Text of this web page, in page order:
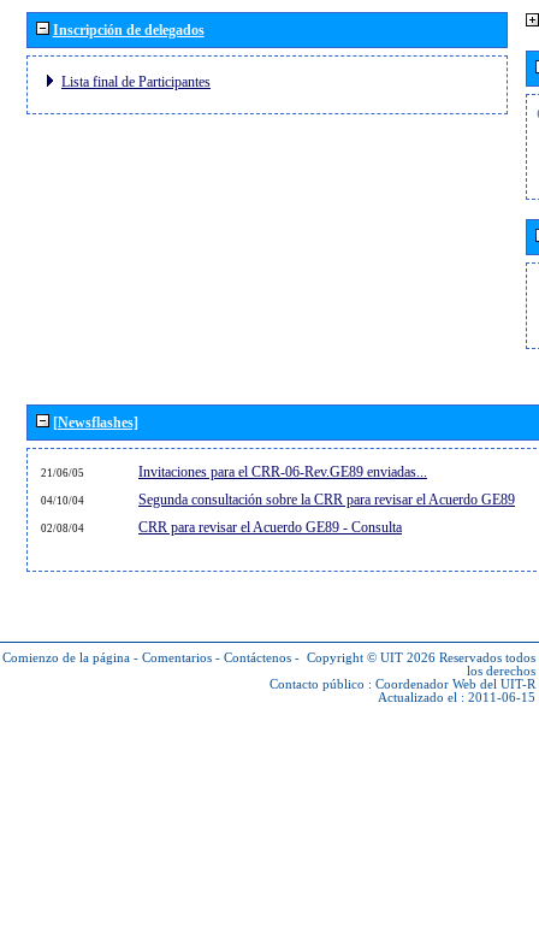
Inscripción de delegados
Lista final de Participantes
[Newsflashes]
21/06/05 Invitaciones para el CRR-06-Rev.GE89 enviadas...
04/10/04 Segunda consultación sobre la CRR para revisar el Acuerdo GE89
02/08/04 CRR para revisar el Acuerdo GE89 - Consulta
Comienzo de la página - Comentarios - Contáctenos - Copyright © UIT 2026 Reservados todos
los derechos
Contacto público : Coordenador Web del UIT-R
Actualizado el : 2011-06-15